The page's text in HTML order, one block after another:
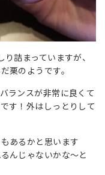
詰まっていますが、
栗のようです。
ランスが非常に良くて
す！外はしっとりして
あるかと思います
んじゃないかな～と